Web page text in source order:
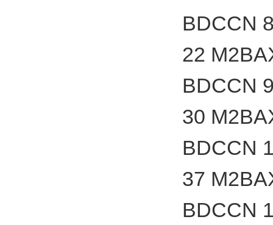
BDCCN
22
BDCCN
30
BDCCN
37
BDCCN